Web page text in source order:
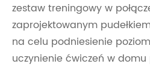
zestaw treningowy w
zaprojektowanym
na celu podniesienie
uczynienie ćwiczeń w